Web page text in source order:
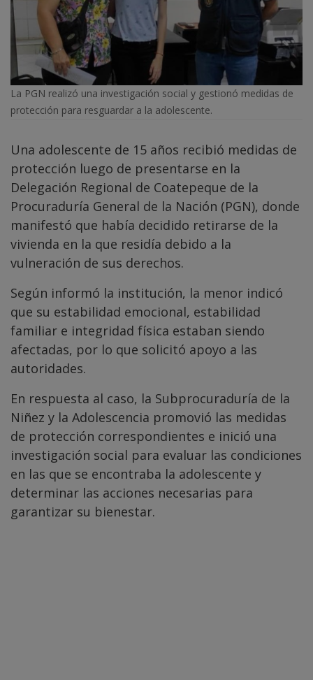
La PGN realizó una investigación social y gestionó medidas de
protección para resguardar a la adolescente.
Una adolescente de 15 años recibió medidas de
protección luego de presentarse en la
Delegación Regional de Coatepeque de la
Procuraduría General de la Nación (PGN), donde
manifestó que había decidido retirarse de la
vivienda en la que residía debido a la
vulneración de sus derechos.
Según informó la institución, la menor indicó
que su estabilidad emocional, estabilidad
familiar e integridad física estaban siendo
afectadas, por lo que solicitó apoyo a las
autoridades.
En respuesta al caso, la Subprocuraduría de la
Niñez y la Adolescencia promovió las medidas
de protección correspondientes e inició una
investigación social para evaluar las condiciones
en las que se encontraba la adolescente y
determinar las acciones necesarias para
garantizar su bienestar.